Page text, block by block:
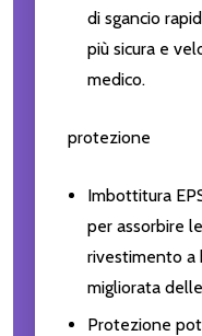
di sgancio
più sicura e
medico.
protezione
Imbottitura
per assorbire
rivestimento a
migliorata
Protezione